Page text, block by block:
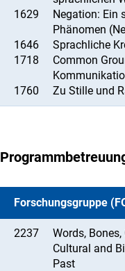
1629
Negation: Ein
Phänomen
1646
Sprachliche
1718
Common
1760
Zu Stille und
Forschungsgruppe
2237
Words,
Cultural and
Past